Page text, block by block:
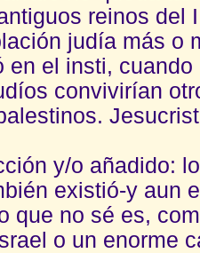
reinos del
judía más o
en el insti,
convivirían
y/o añadido:
existió-y aun
que no sé es,
o un enorme